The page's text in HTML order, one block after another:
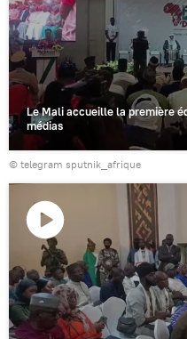
Lire
la
vidéo
Le Mali accueille la première
médias
© telegram sputnik_afrique
Lire
la
vidéo